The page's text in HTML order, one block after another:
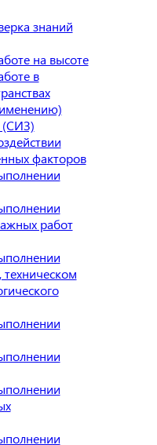
знаний
на высоте
в
(СИЗ)
факторов
работ